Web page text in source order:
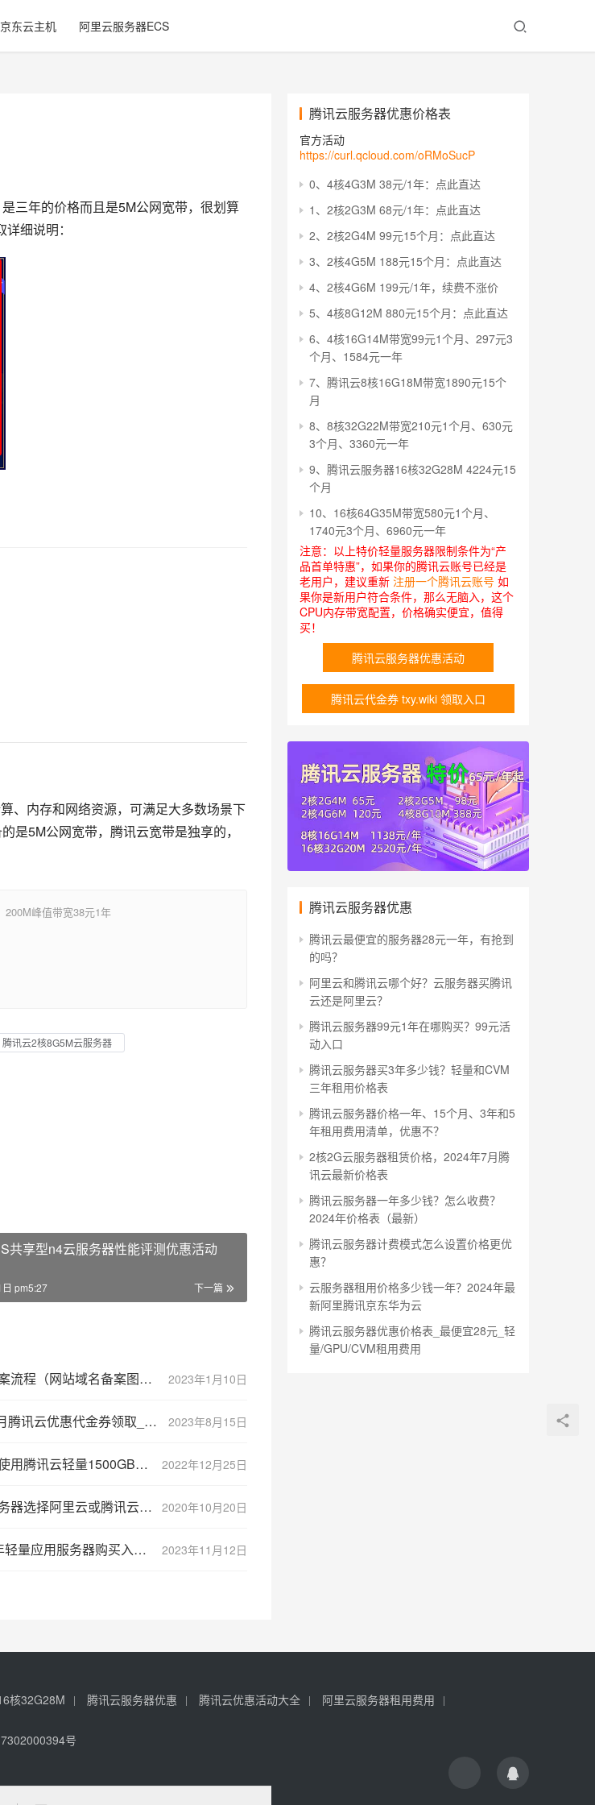
京东云主机 阿里云服务器ECS
三年的价格而且是5M公网宽带，很划算
细说明：
、内存和网络资源，可满足大多数场景下
是5M公网宽带，腾讯云宽带是独享的，
200M峰值带宽38元1年
腾讯云2核8G5M云服务器
共享型n4云服务器性能评测优惠活动
下一篇
pm5:27
2023年1月10日
腾讯云备案流程（网站域名备案图文教程）
2023年8月15日
2023年8月腾讯云优惠代金券领取_云服务器优惠价格表
2022年12月25日
企业网站使用腾讯云轻量1500GB流量够用吗？
2020年10月20日
特价云服务器选择阿里云或腾讯云都不错
2023年11月12日
腾讯云3年轻量应用服务器购买入口、配置价格和限制条件
腾讯云服务器优惠价格表
官方活动
https://curl.qcloud.com/oRMoSucP
0、4核4G3M 38元/1年：点此直达
1、2核2G3M 68元/1年：点此直达
2、2核2G4M 99元15个月：点此直达
3、2核4G5M 188元15个月：点此直达
4、2核4G6M 199元/1年，续费不涨价
5、4核8G12M 880元15个月：点此直达
6、4核16G14M带宽99元1个月、297元3
个月、1584元一年
7、腾讯云8核16G18M带宽1890元15个
月
8、8核32G22M带宽210元1个月、630元
3个月、3360元一年
9、腾讯云服务器16核32G28M 4224元15
个月
10、16核64G35M带宽580元1个月、
1740元3个月、6960元一年
注意：以上特价轻量服务器限制条件为“产
品首单特惠”，如果你的腾讯云账号已经是
老用户，建议重新 注册一个腾讯云账号 如
果你是新用户符合条件，那么无脑入，这个
CPU内存带宽配置，价格确实便宜，值得
买！
腾讯云服务器优惠活动
腾讯云代金券 txy.wiki 领取入口
腾讯云服务器优惠
腾讯云最便宜的服务器28元一年，有抢到
的吗？
阿里云和腾讯云哪个好？云服务器买腾讯
云还是阿里云？
腾讯云服务器99元1年在哪购买？99元活
动入口
腾讯云服务器买3年多少钱？轻量和CVM
三年租用价格表
腾讯云服务器价格一年、15个月、3年和5
年租用费用清单，优惠不？
2核2G云服务器租赁价格，2024年7月腾
讯云最新价格表
腾讯云服务器一年多少钱？怎么收费？
2024年价格表（最新）
腾讯云服务器计费模式怎么设置价格更优
惠？
云服务器租用价格多少钱一年？2024年最
新阿里腾讯京东华为云
腾讯云服务器优惠价格表_最便宜28元_轻
量/GPU/CVM租用费用
核32G28M 腾讯云服务器优惠 腾讯云优惠活动大全
阿里云服务器租用费用
号